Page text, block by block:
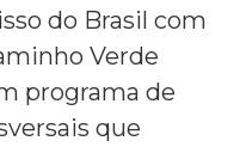
do Brasil com
Verde
programa de
que